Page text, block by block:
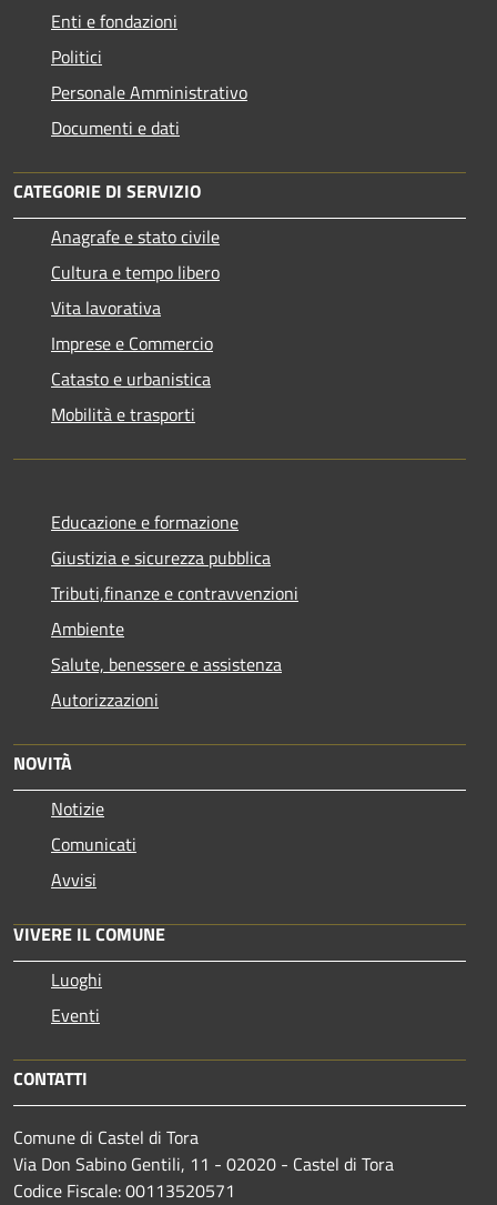
Enti e fondazioni
Politici
Personale Amministrativo
Documenti e dati
CATEGORIE DI SERVIZIO
Anagrafe e stato civile
Cultura e tempo libero
Vita lavorativa
Imprese e Commercio
Catasto e urbanistica
Mobilità e trasporti
Educazione e formazione
Giustizia e sicurezza pubblica
Tributi,finanze e contravvenzioni
Ambiente
Salute, benessere e assistenza
Autorizzazioni
NOVITÀ
Notizie
Comunicati
Avvisi
VIVERE IL COMUNE
Luoghi
Eventi
CONTATTI
Comune di Castel di Tora
Via Don Sabino Gentili, 11 - 02020 - Castel di Tora
Codice Fiscale: 00113520571